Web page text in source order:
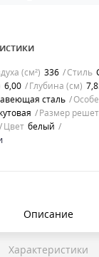
(см²) 336 Стиль
6,00 Глубина (см)
сталь
Размер
Цвет белый
Описание
Характеристики